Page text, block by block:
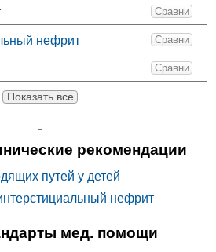
Сравни
Сравни
нефрит
Сравни
Показать все
рекомендации
путей у детей
нефрит
мед. помощи